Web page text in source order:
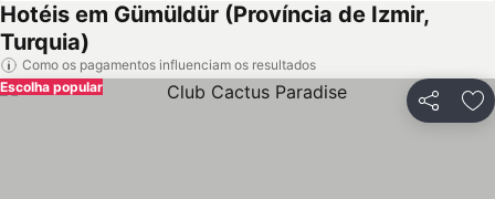
Hotéis em Gümüldür (Província de Izmir,
Turquia)
Como os pagamentos influenciam os resultados
Partilhar
Escolha popular